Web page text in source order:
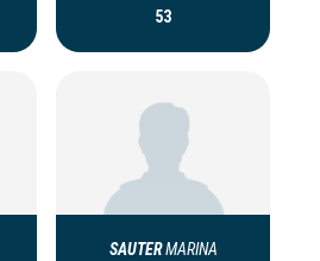
53
SAUTERMARINA